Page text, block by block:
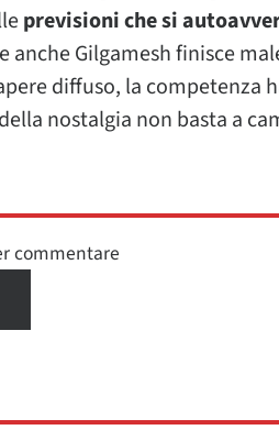
previsioni che si
anche Gilgamesh finisce
diffuso, la competenza
nostalgia non basta a
commentare